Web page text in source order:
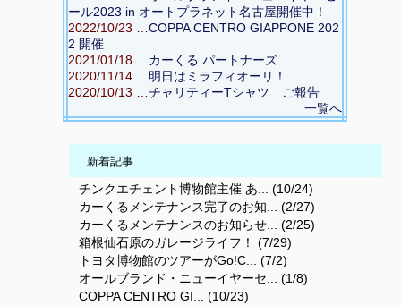
ール2023 in オートプラネット名古屋開催中！
2022/10/23 …COPPA CENTRO GIAPPONE 202
2 開催
2021/01/18 …カーくる パートナーズ
2020/11/14 …明日はミラフィオーリ！
2020/10/13 …チャリティーTシャツ ご報告
一覧へ
新着記事
チンクエチェント博物館主催 あ... (10/24)
カーくるメンテナンス完了のお知... (2/27)
カーくるメンテナンスのお知らせ... (2/25)
箱根仙石原のガレージライフ！ (7/29)
トヨタ博物館のツアーがGo!C... (7/2)
オールブランド・ニューイヤーセ... (1/8)
COPPA CENTRO GI... (10/23)